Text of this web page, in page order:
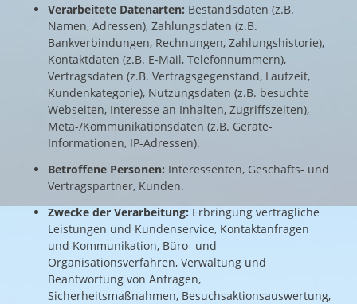
Verarbeitete Datenarten: Bestandsdaten (z.B.
Namen, Adressen), Zahlungsdaten (z.B.
Bankverbindungen, Rechnungen, Zahlungshistorie),
Kontaktdaten (z.B. E-Mail, Telefonnummern),
Vertragsdaten (z.B. Vertragsgegenstand, Laufzeit,
Kundenkategorie), Nutzungsdaten (z.B. besuchte
Webseiten, Interesse an Inhalten, Zugriffszeiten),
Meta-/Kommunikationsdaten (z.B. Geräte-
Informationen, IP-Adressen).
Betroffene Personen: Interessenten, Geschäfts- und
Vertragspartner, Kunden.
Zwecke der Verarbeitung: Erbringung vertragliche
Leistungen und Kundenservice, Kontaktanfragen
und Kommunikation, Büro- und
Organisationsverfahren, Verwaltung und
Beantwortung von Anfragen,
Sicherheitsmaßnahmen, Besuchsaktionsauswertung,